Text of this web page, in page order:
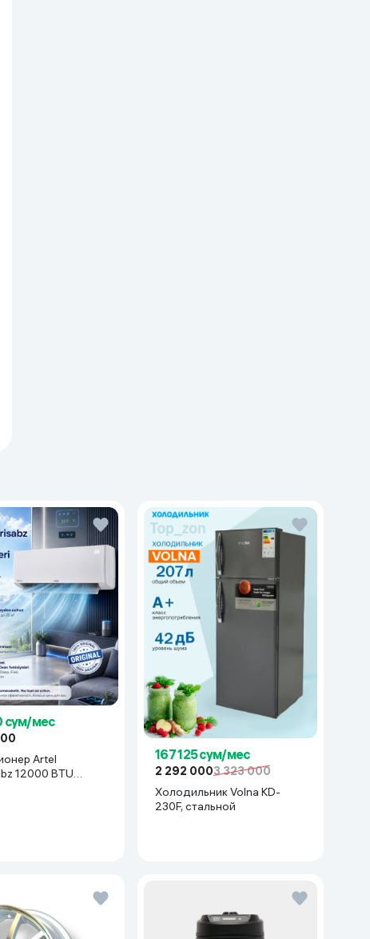
сум/мес
Artel
12000 BTU
167 125 сум/мес
2 292 0003 323 000
Холодильник Volna KD-
230F, стальной